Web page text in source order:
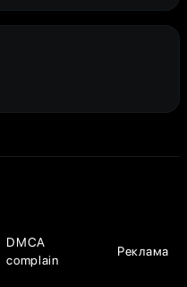
DMCA
complain
Реклама